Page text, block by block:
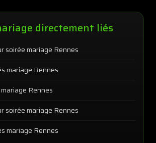
directement liés
soirée mariage Rennes
mariage Rennes
Rennes
soirée mariage Rennes
mariage Rennes